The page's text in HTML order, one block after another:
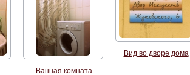
Ванная комната
Вид во дворе дома